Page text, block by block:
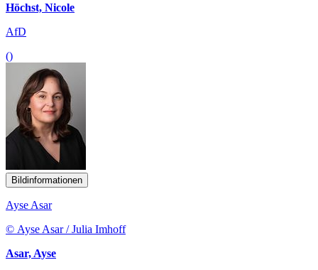
Höchst, Nicole
AfD
()
Bildinformationen
Ayse Asar
© Ayse Asar / Julia Imhoff
Asar, Ayse